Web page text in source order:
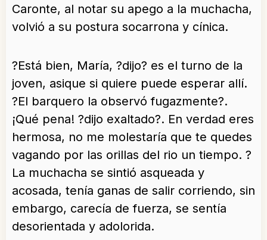
Caronte, al notar su apego a la muchacha,
volvió a su postura socarrona y cínica.
?Está bien, María, ?dijo? es el turno de la
joven, asique si quiere puede esperar allí.
?El barquero la observó fugazmente?.
¡Qué pena! ?dijo exaltado?. En verdad eres
hermosa, no me molestaría que te quedes
vagando por las orillas del rio un tiempo. ?
La muchacha se sintió asqueada y
acosada, tenía ganas de salir corriendo, sin
embargo, carecía de fuerza, se sentía
desorientada y adolorida.